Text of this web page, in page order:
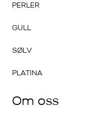
PERLER
GULL
SØLV
PLATINA
Om oss